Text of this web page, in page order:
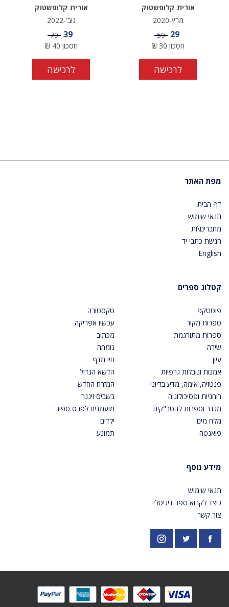
אורית קלופשטוק
מרץ-2020
מחיר מבצע
29 מחיר
59
חסכון 30
₪
לרכישה
אורית קלופשטוק
נוב'-2022
מחיר מבצע
39 מחיר
79
חסכון 40
₪
לרכישה
מפת האתר
דף הבית
תנאי שימוש
מחברים\ות
הגשת כתבי יד
English
קטלוג ספרים
פוסטקפ
ספרות מקור
ספרות מתורגמת
שירה
עיון
אמנות ונובלות גרפיות
פנטזיה, אימה, מדע בדיוני
רוחניות ופסיכולוגיה
מגדר וספרות להטב"קית
מלח מים
פואנטה
טקסטורה
עכשיו אפריקה
מכתוב
גומחה
חיי מדף
הדשא הגדול
המזרח החדש
בשביס זינגר
מועמדים לפרס ספיר
ילדים
תמונע
מידע נוסף
תנאי שימוש
כיצד לקרוא ספר דיגיטלי
צור קשר
פייסבוק https://twitter.com/PardesPublish
אינסטגרם